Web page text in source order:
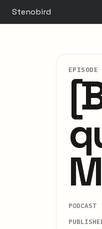
Stenobird
EPISODE
PODCAST